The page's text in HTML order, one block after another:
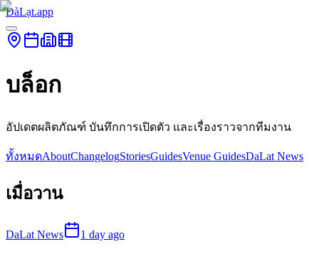
ĐàLạt.app
บล็อก
อัปเดตผลิตภัณฑ์ บันทึกการเปิดตัว และเรื่องราวจากทีมงาน
ทั้งหมดAboutChangelogStoriesGuidesVenue GuidesDaLat News
เมื่อวาน
DaLat News 1 day ago